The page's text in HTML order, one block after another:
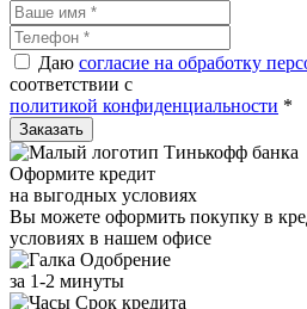
Даю согласие на обработку
соответствии с
политикой конфиденциальности *
Оформите кредит
на выгодных условиях
Вы можете оформить покупку в
условиях в нашем офисе
Одобрение
за 1-2 минуты
Срок кредита